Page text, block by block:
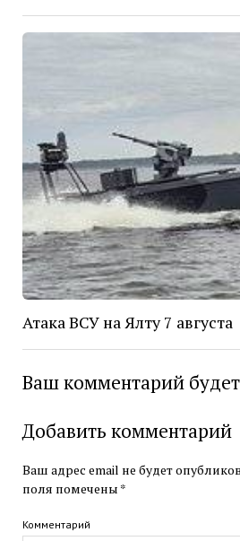
Атака ВСУ на Ялту 7 августа
Ваш комментарий
Добавить комментарий
Ваш адрес email не будет
поля помечены *
Комментарий